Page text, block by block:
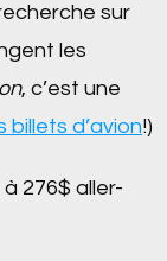
sur
les
, c’est une
d’avion!)
276$ aller-